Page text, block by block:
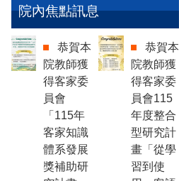
院內焦點訊息
恭賀本
院教師獲
得客家委
員會
「115年
客家知識
體系發展
獎補助研
恭賀本
院教師獲
得客家委
員會115
年度整合
型研究計
畫「從學
習到使